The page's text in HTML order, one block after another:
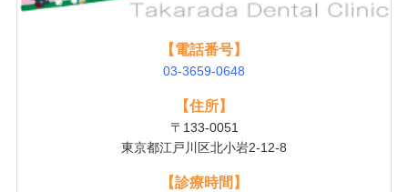
【電話番号】
03-3659-0648
【住所】
〒133-0051
東京都江戸川区北小岩2-12-8
【診療時間】